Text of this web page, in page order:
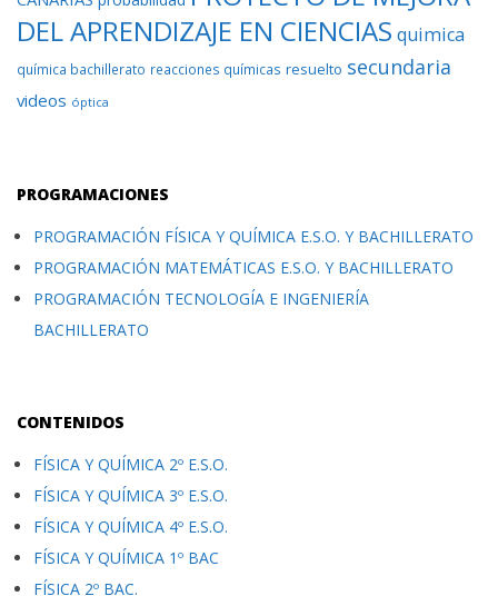
DEL APRENDIZAJE EN CIENCIAS quimica
química bachillerato reacciones químicas resuelto secundaria
videos óptica
PROGRAMACIONES
PROGRAMACIÓN FÍSICA Y QUÍMICA E.S.O. Y BACHILLERATO
PROGRAMACIÓN MATEMÁTICAS E.S.O. Y BACHILLERATO
PROGRAMACIÓN TECNOLOGÍA E INGENIERÍA
BACHILLERATO
CONTENIDOS
FÍSICA Y QUÍMICA 2º E.S.O.
FÍSICA Y QUÍMICA 3º E.S.O.
FÍSICA Y QUÍMICA 4º E.S.O.
FÍSICA Y QUÍMICA 1º BAC
FÍSICA 2º BAC.